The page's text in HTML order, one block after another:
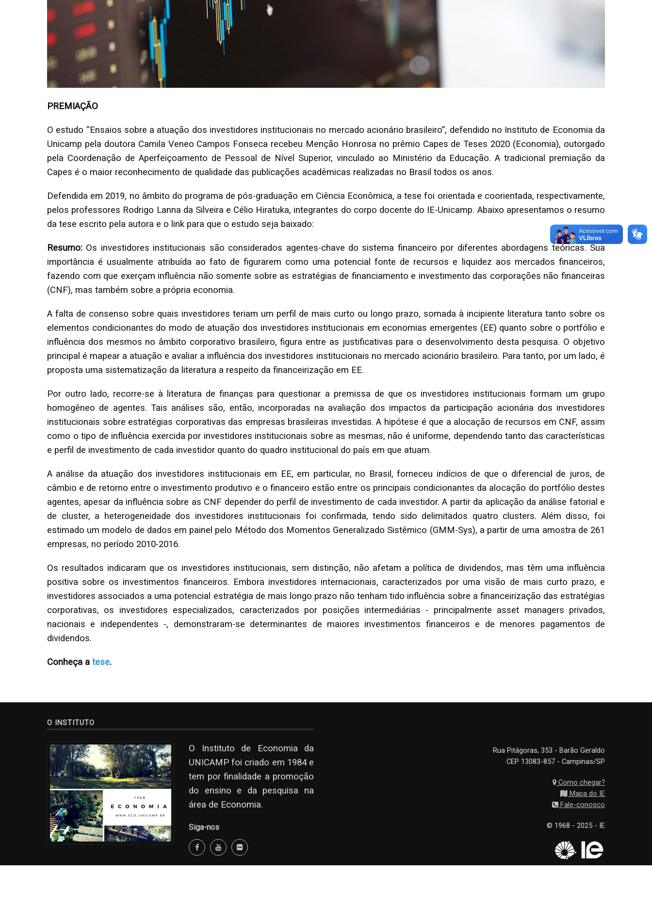
PREMIAÇÃO
O estudo “Ensaios sobre a atuação dos investidores institucionais no mercado acionário brasileiro”, defendido no Instituto de Economia da
Unicamp pela doutora Camila Veneo Campos Fonseca recebeu Menção Honrosa no prêmio Capes de Teses 2020 (Economia), outorgado
pela Coordenação de Aperfeiçoamento de Pessoal de Nível Superior, vinculado ao Ministério da Educação. A tradicional premiação da
Capes é o maior reconhecimento de qualidade das publicações acadêmicas realizadas no Brasil todos os anos.
Defendida em 2019, no âmbito do programa de pós-graduação em Ciência Econômica, a tese foi orientada e coorientada, respectivamente,
pelos professores Rodrigo Lanna da Silveira e Célio Hiratuka, integrantes do corpo docente do IE-Unicamp. Abaixo apresentamos o resumo
da tese escrito pela autora e o link para que o estudo seja baixado:
Resumo: Os investidores institucionais são considerados agentes-chave do sistema financeiro por diferentes abordagens teóricas. Sua
importância é usualmente atribuída ao fato de figurarem como uma potencial fonte de recursos e liquidez aos mercados financeiros,
fazendo com que exerçam influência não somente sobre as estratégias de financiamento e investimento das corporações não financeiras
(CNF), mas também sobre a própria economia.
A falta de consenso sobre quais investidores teriam um perfil de mais curto ou longo prazo, somada à incipiente literatura tanto sobre os
elementos condicionantes do modo de atuação dos investidores institucionais em economias emergentes (EE) quanto sobre o portfólio e
influência dos mesmos no âmbito corporativo brasileiro, figura entre as justificativas para o desenvolvimento desta pesquisa. O objetivo
principal é mapear a atuação e avaliar a influência dos investidores institucionais no mercado acionário brasileiro. Para tanto, por um lado, é
proposta uma sistematização da literatura a respeito da financeirização em EE.
Por outro lado, recorre-se à literatura de finanças para questionar a premissa de que os investidores institucionais formam um grupo
homogêneo de agentes. Tais análises são, então, incorporadas na avaliação dos impactos da participação acionária dos investidores
institucionais sobre estratégias corporativas das empresas brasileiras investidas. A hipótese é que a alocação de recursos em CNF, assim
como o tipo de influência exercida por investidores institucionais sobre as mesmas, não é uniforme, dependendo tanto das características
e perfil de investimento de cada investidor quanto do quadro institucional do país em que atuam.
A análise da atuação dos investidores institucionais em EE, em particular, no Brasil, forneceu indícios de que o diferencial de juros, de
câmbio e de retorno entre o investimento produtivo e o financeiro estão entre os principais condicionantes da alocação do portfólio destes
agentes, apesar da influência sobre as CNF depender do perfil de investimento de cada investidor. A partir da aplicação da análise fatorial e
de cluster, a heterogeneidade dos investidores institucionais foi confirmada, tendo sido delimitados quatro clusters. Além disso, foi
estimado um modelo de dados em painel pelo Método dos Momentos Generalizado Sistêmico (GMM-Sys), a partir de uma amostra de 261
empresas, no período 2010-2016.
Os resultados indicaram que os investidores institucionais, sem distinção, não afetam a política de dividendos, mas têm uma influência
positiva sobre os investimentos financeiros. Embora investidores internacionais, caracterizados por uma visão de mais curto prazo, e
investidores associados a uma potencial estratégia de mais longo prazo não tenham tido influência sobre a financeirização das estratégias
corporativas, os investidores especializados, caracterizados por posições intermediárias - principalmente asset managers privados,
nacionais e independentes -, demonstraram-se determinantes de maiores investimentos financeiros e de menores pagamentos de
dividendos.
Conheça a tese.
O INSTITUTO
O Instituto de Economia da
UNICAMP foi criado em 1984 e
tem por finalidade a promoção
do ensino e da pesquisa na
área de Economia.
Siga-nos
Rua Pitágoras, 353 - Barão Geraldo
CEP 13083-857 - Campinas/SP
Como chegar?
Mapa do IE
Fale-conosco
© 1968 - 2025 - IE